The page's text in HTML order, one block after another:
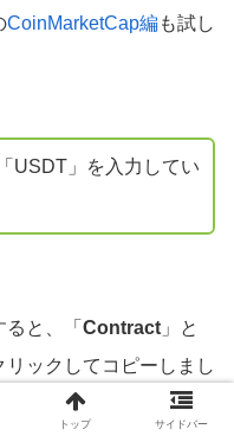
CoinMarketCap編も試し
USDT」を入力してい
と、「 Contract 」と
ックしてコピーしまし
トップ サイドバー